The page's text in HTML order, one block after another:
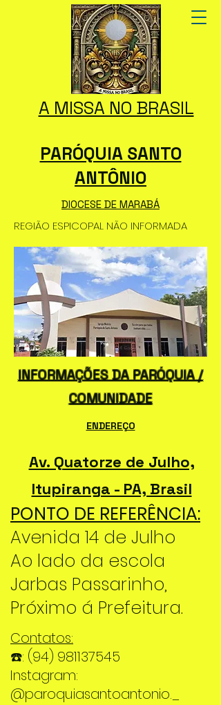
A MISSA NO BRASIL
PARÓQUIA SANTO
ANTÔNIO
DIOCESE DE MARABÁ
REGIÃO ESPICOPAL NÃO INFORMADA
INFORMAÇÕES DA PARÓQUIA /
COMUNIDADE
ENDEREÇO
Av. Quatorze de Julho,
Itupiranga - PA, Brasil
PONTO DE REFERÊNCIA:
Avenida 14 de Julho
Ao lado da escola
Jarbas Passarinho,
Próximo á Prefeitura.
Contatos:
☎️: (94) 981137545
Instagram:
@paroquiasantoantonio._